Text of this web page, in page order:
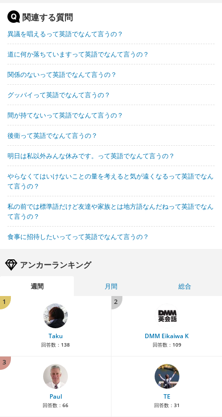
関連する質問
異議を唱えるって英語でなんて言うの？
道に何か落ちていますって英語でなんて言うの？
関係のないって英語でなんて言うの？
グッバイって英語でなんて言うの？
間が持てないって英語でなんて言うの？
後衛って英語でなんて言うの？
明日は私以外みんな休みです。って英語でなんて言うの？
やらなくてはいけないことの量を考えると気が遠くなるって英語でなん
て言うの？
私の前では標準語だけど友達や家族とは地方語なんだねって英語でなん
て言うの？
食事に招待したいってって英語でなんて言うの？
アンカーランキング
週間 月間
総合
1
Taku
回答数： 138
2
DMM Eikaiwa K
回答数： 109
3
Paul
回答数： 66
TE
回答数： 31